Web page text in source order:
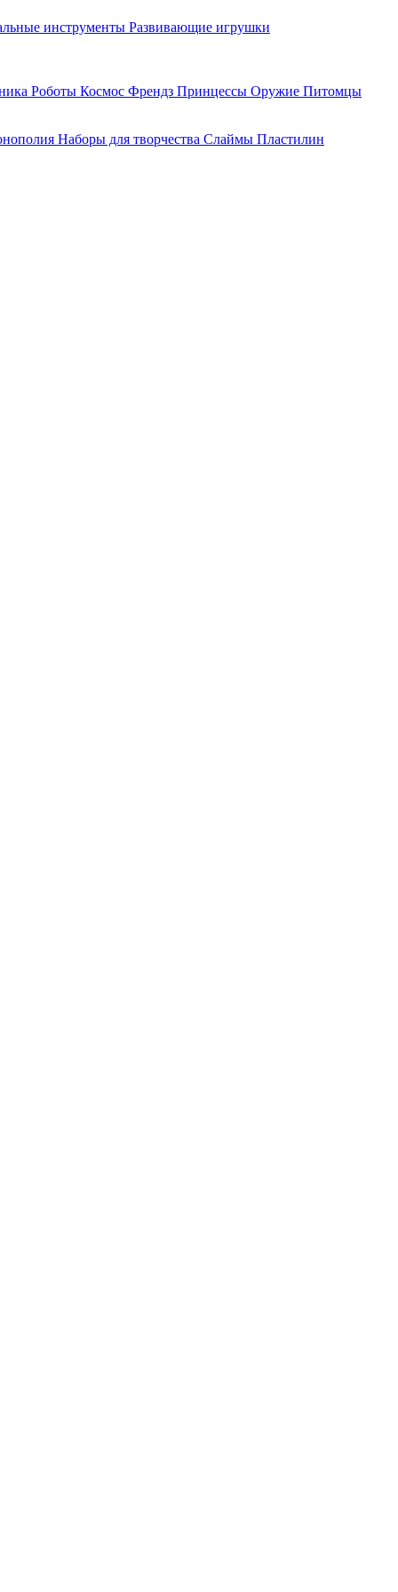
инструменты Развивающие игрушки
Роботы Космос Френдз Принцессы Оружие Питомцы
Наборы для творчества Слаймы Пластилин